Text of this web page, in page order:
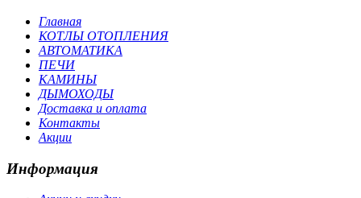
Главная
КОТЛЫ ОТОПЛЕНИЯ
АВТОМАТИКА
ПЕЧИ
КАМИНЫ
ДЫМОХОДЫ
Доставка и оплата
Контакты
Акции
Информация